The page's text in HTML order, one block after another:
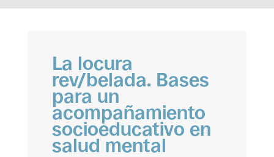
La locura
rev/belada. Bases
para un
acompañamiento
socioeducativo en
salud mental